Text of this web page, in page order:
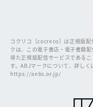
コクリコ［cocreco］は正規版
クは、この電子書店・電子書籍
得た正規版配信サービスである
す。ABJマークについて、詳しく
https://aebs.or.jp/